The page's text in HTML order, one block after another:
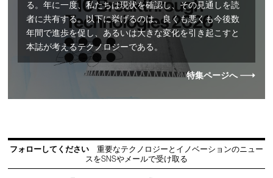
る。年に一度、私たちは現状を確認し、その見通しを読
者に共有する。以下に挙げるのは、良くも悪くも今後数
年間で進歩を促し、あるいは大きな変化を引き起こすと
本誌が考えるテクノロジーである。
特集ページへ
フォローしてください
重要なテクノロジーとイノベーションのニュー
スをSNSやメールで受け取る